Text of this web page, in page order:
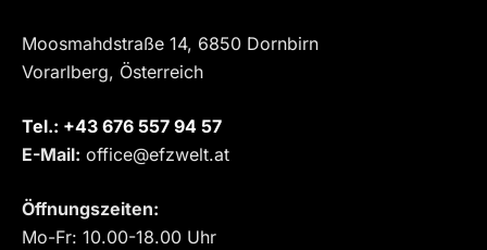
Moosmahdstraße 14, 6850 Dornbirn
Vorarlberg, Österreich
Tel.: ‎+43 676 557 94 57
E-Mail: office@efzwelt.at
Öffnungszeiten:
Mo-Fr: 10.00-18.00 Uhr